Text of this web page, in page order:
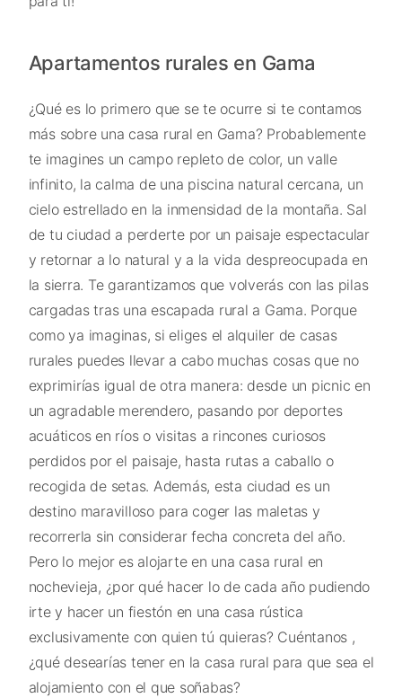
Apartamentos rurales en Gama
¿Qué es lo primero que se te ocurre si te contamos
más sobre una casa rural en Gama? Probablemente
te imagines un campo repleto de color, un valle
infinito, la calma de una piscina natural cercana, un
cielo estrellado en la inmensidad de la montaña. Sal
de tu ciudad a perderte por un paisaje espectacular
y retornar a lo natural y a la vida despreocupada en
la sierra. Te garantizamos que volverás con las pilas
cargadas tras una escapada rural a Gama. Porque
como ya imaginas, si eliges el alquiler de casas
rurales puedes llevar a cabo muchas cosas que no
exprimirías igual de otra manera: desde un picnic en
un agradable merendero, pasando por deportes
acuáticos en ríos o visitas a rincones curiosos
perdidos por el paisaje, hasta rutas a caballo o
recogida de setas. Además, esta ciudad es un
destino maravilloso para coger las maletas y
recorrerla sin considerar fecha concreta del año.
Pero lo mejor es alojarte en una casa rural en
nochevieja, ¿por qué hacer lo de cada año pudiendo
irte y hacer un fiestón en una casa rústica
exclusivamente con quien tú quieras? Cuéntanos ,
¿qué desearías tener en la casa rural para que sea el
alojamiento con el que soñabas?